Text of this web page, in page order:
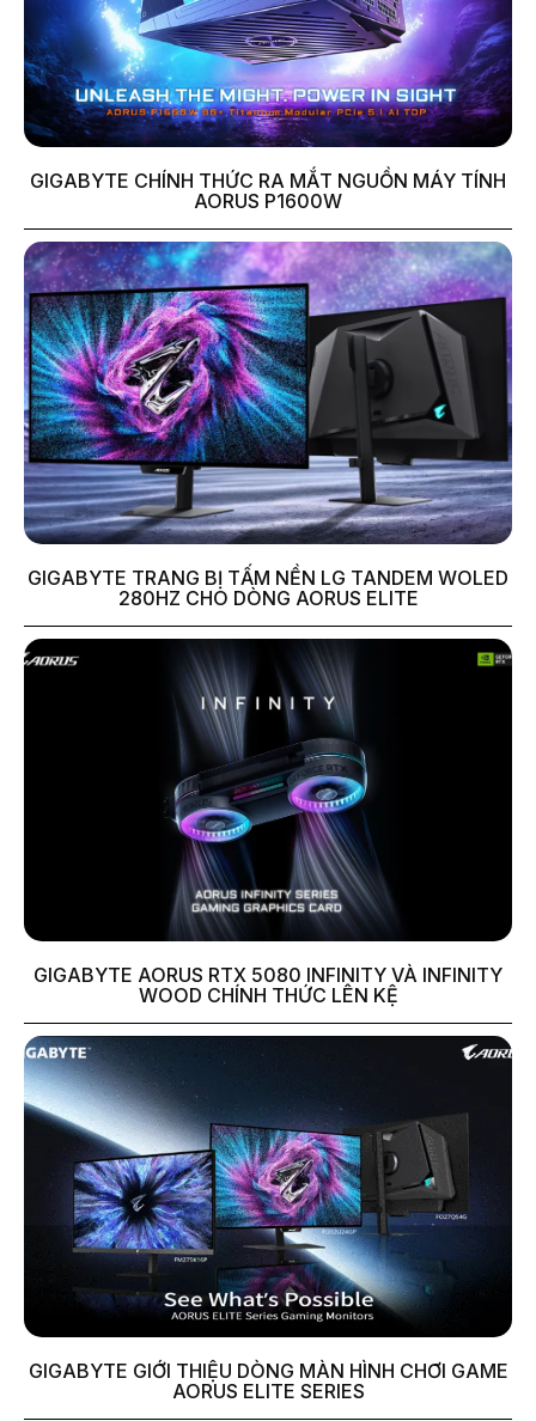
GIGABYTE CHÍNH THỨC RA MẮT NGUỒN MÁY TÍNH
AORUS P1600W
GIGABYTE TRANG BỊ TẤM NỀN LG TANDEM WOLED
280HZ CHO DÒNG AORUS ELITE
GIGABYTE AORUS RTX 5080 INFINITY VÀ INFINITY
WOOD CHÍNH THỨC LÊN KỆ
GIGABYTE GIỚI THIỆU DÒNG MÀN HÌNH CHƠI GAME
AORUS ELITE SERIES